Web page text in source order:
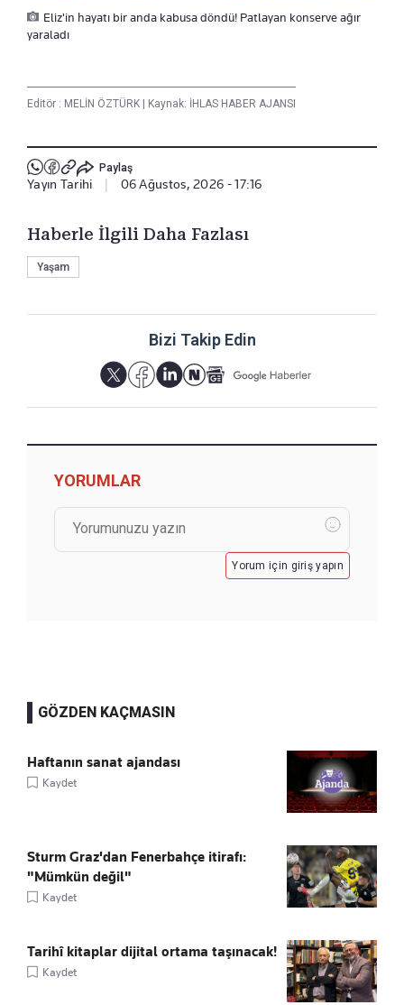
Eliz'in hayatı bir anda kabusa döndü! Patlayan konserve ağır
yaraladı
Editör : MELİN ÖZTÜRK | Kaynak: İHLAS HABER AJANSI
Paylaş
Yayın Tarihi 06 Ağustos, 2026 - 17:16
Haberle İlgili Daha Fazlası
Yaşam
Bizi Takip Edin
YORUMLAR
Yorum için giriş yapın
GÖZDEN KAÇMASIN
Haftanın sanat ajandası
Kaydet
Sturm Graz'dan Fenerbahçe itirafı:
"Mümkün değil"
Kaydet
Tarihî kitaplar dijital ortama taşınacak!
Kaydet